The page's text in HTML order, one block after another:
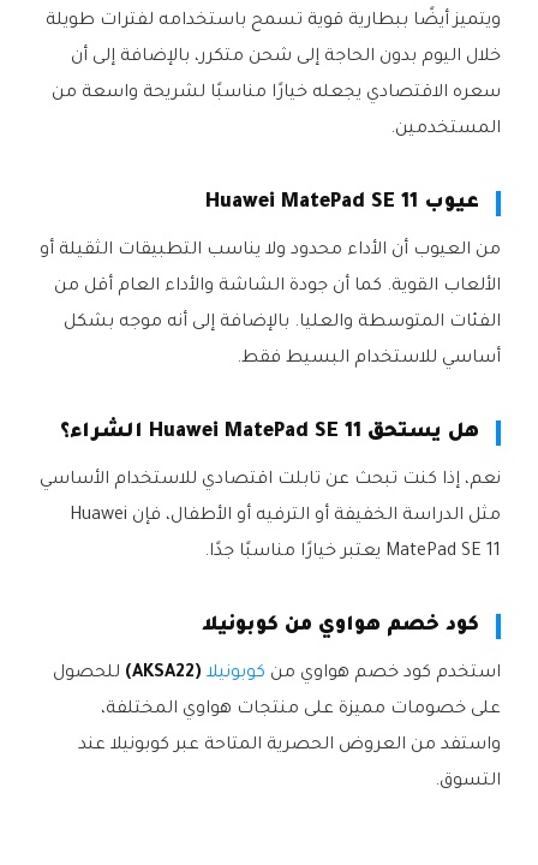
ويتميز أيضًا ببطارية قوية تسمح باستخدامه لفترات طويلة
خلال اليوم بدون الحاجة إلى شحن متكرر، بالإضافة إلى أن
سعره الاقتصادي يجعله خيارًا مناسبًا لشريحة واسعة من
المستخدمين.
عيوب Huawei MatePad SE 11
من العيوب أن الأداء محدود ولا يناسب التطبيقات الثقيلة أو
الألعاب القوية. كما أن جودة الشاشة والأداء العام أقل من
الفئات المتوسطة والعليا. بالإضافة إلى أنه موجه بشكل
أساسي للاستخدام البسيط فقط.
هل يستحق Huawei MatePad SE 11 الشراء؟
نعم، إذا كنت تبحث عن تابلت اقتصادي للاستخدام الأساسي
مثل الدراسة الخفيفة أو الترفيه أو الأطفال، فإن Huawei
MatePad SE 11 يعتبر خيارًا مناسبًا جدًا.
كود خصم هواوي من كوبونيلا
استخدم كود خصم هواوي من كوبونيلا (AKSA22)
للحصول
على خصومات مميزة على منتجات هواوي المختلفة،
واستفد من العروض الحصرية المتاحة عبر كوبونيلا عند
التسوق.